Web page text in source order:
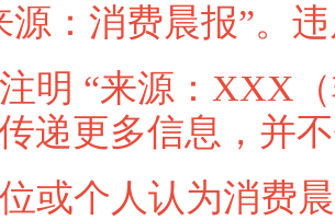
源：消费晨报”。
明 “来源：XXX
递更多信息，并
或个人认为消费